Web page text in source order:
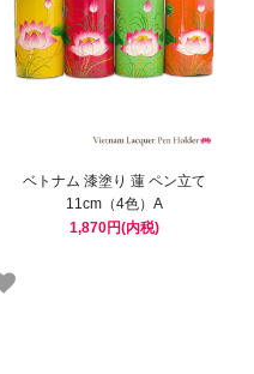
ベトナム 漆塗り 蓮 ペン立て
11cm（4色）A
1,870円(内税)